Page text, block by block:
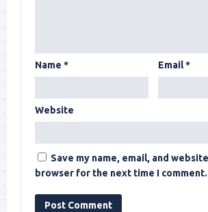
Name * Email*
Website
Save my name, email, and
browser for the next time I comment.